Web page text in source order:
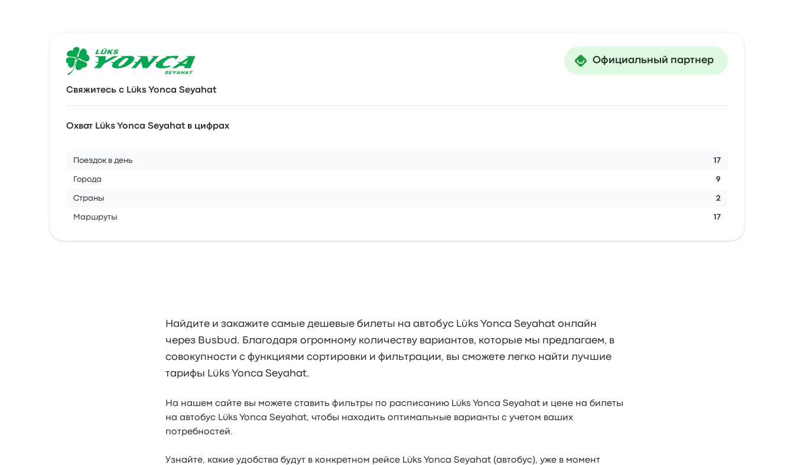
Официальный партнер
Свяжитесь с Lüks Yonca Seyahat
Охват Lüks Yonca Seyahat в цифрах
Поездок в день 17
Города 9
Страны 2
Маршруты 17
Найдите и закажите самые дешевые билеты на автобус Lüks Yonca Seyahat онлайн
через Busbud. Благодаря огромному количеству вариантов, которые мы предлагаем, в
совокупности с функциями сортировки и фильтрации, вы сможете легко найти лучшие
тарифы Lüks Yonca Seyahat.
На нашем сайте вы можете ставить фильтры по расписанию Lüks Yonca Seyahat и цене на билеты
на автобус Lüks Yonca Seyahat, чтобы находить оптимальные варианты с учетом ваших
потребностей.
Узнайте, какие удобства будут в конкретном рейсе Lüks Yonca Seyahat (автобус), уже в момент